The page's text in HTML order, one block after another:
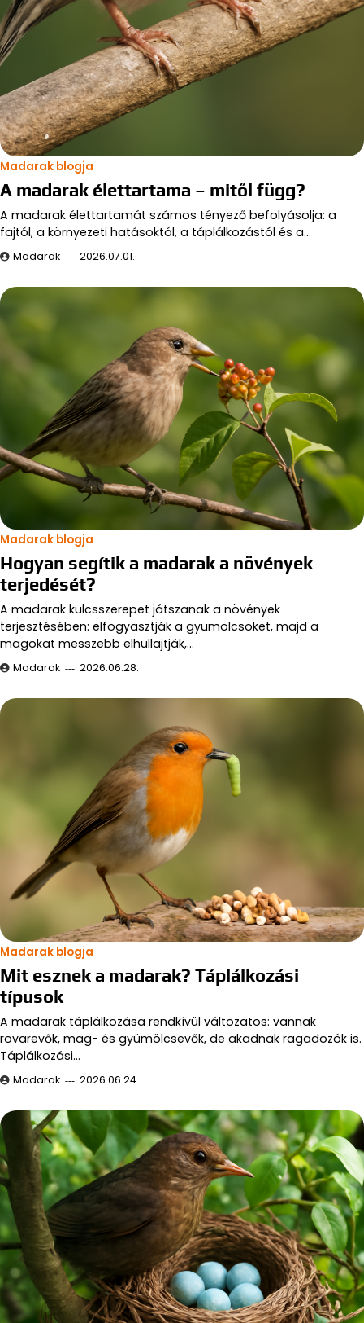
Madarak blogja
A madarak élettartama – mitől függ?
A madarak élettartamát számos tényező befolyásolja: a
fajtól, a környezeti hatásoktól, a táplálkozástól és a…
Madarak 2026.07.01.
Madarak blogja
Hogyan segítik a madarak a növények
terjedését?
A madarak kulcsszerepet játszanak a növények
terjesztésében: elfogyasztják a gyümölcsöket, majd a
magokat messzebb elhullajtják,…
Madarak 2026.06.28.
Madarak blogja
Mit esznek a madarak? Táplálkozási
típusok
A madarak táplálkozása rendkívül változatos: vannak
rovarevők, mag- és gyümölcsevők, de akadnak ragadozók is.
Táplálkozási…
Madarak 2026.06.24.